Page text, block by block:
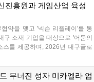
며 해외 시장 공략을 강화
를 위해 하반기 적극적인
에 힘쓰겠다고 밝혔습니
진흥원과 게임산업 육성
약을 맺고 '넥슨 리플레이'를 통
구 소재 기업을 대상으로 '어둠의
스를 제공하며, 2026년 대구글로
. 넥슨은 심사에 직접 참여해 완
이다....
무너진 성자 미카엘라 업